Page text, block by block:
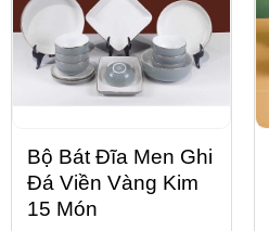
Bộ Bát Đĩa Men Ghi
Đá Viền Vàng Kim
15 Món